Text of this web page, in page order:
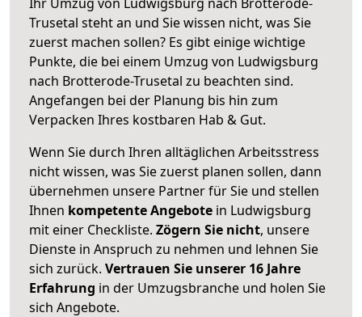
Trusetal steht an und Sie wissen nicht, was Sie
zuerst machen sollen? Es gibt einige wichtige
Punkte, die bei einem Umzug von Ludwigsburg
nach Brotterode-Trusetal zu beachten sind.
Angefangen bei der Planung bis hin zum
Verpacken Ihres kostbaren Hab & Gut.
Wenn Sie durch Ihren alltäglichen Arbeitsstress
nicht wissen, was Sie zuerst planen sollen, dann
übernehmen unsere Partner für Sie und stellen
Ihnen kompetente Angebote in Ludwigsburg
mit einer Checkliste. Zögern Sie nicht, unsere
Dienste in Anspruch zu nehmen und lehnen Sie
sich zurück. Vertrauen Sie unserer 16 Jahre
Erfahrung in der Umzugsbranche und holen Sie
sich Angebote.